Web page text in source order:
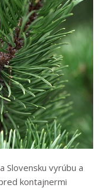
Slovensku vyrúbu a
kontajnermi